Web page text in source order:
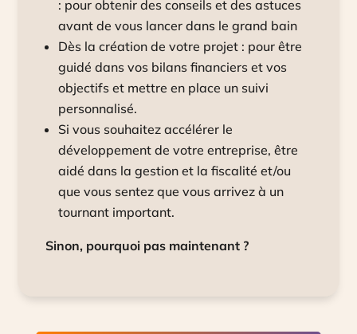
: pour obtenir des conseils et des astuces
avant de vous lancer dans le grand bain
Dès la création de votre projet : pour être
guidé dans vos bilans financiers et vos
objectifs et mettre en place un suivi
personnalisé.
Si vous souhaitez accélérer le
développement de votre entreprise, être
aidé dans la gestion et la fiscalité et/ou
que vous sentez que vous arrivez à un
tournant important.
Sinon, pourquoi pas maintenant ?